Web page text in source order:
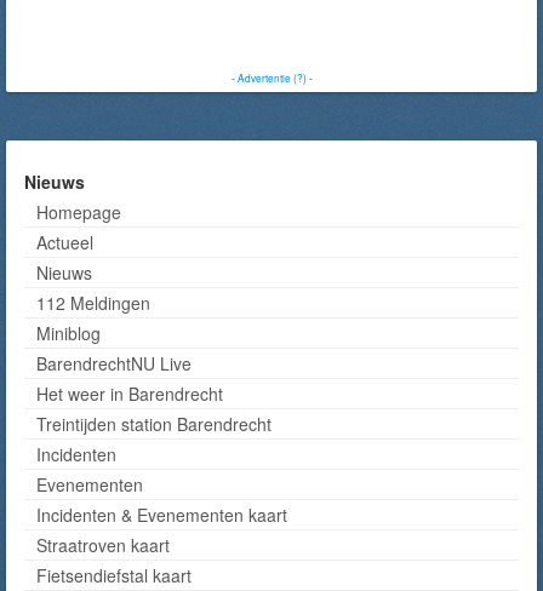
-Advertentie (?)-
Nieuws
Homepage
Actueel
Nieuws
112 Meldingen
Miniblog
BarendrechtNU Live
Het weer in Barendrecht
Treintijden station Barendrecht
Incidenten
Evenementen
Incidenten & Evenementen kaart
Straatroven kaart
Fietsendiefstal kaart